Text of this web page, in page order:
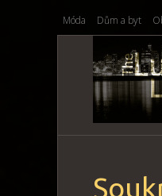
Móda Dům a byt